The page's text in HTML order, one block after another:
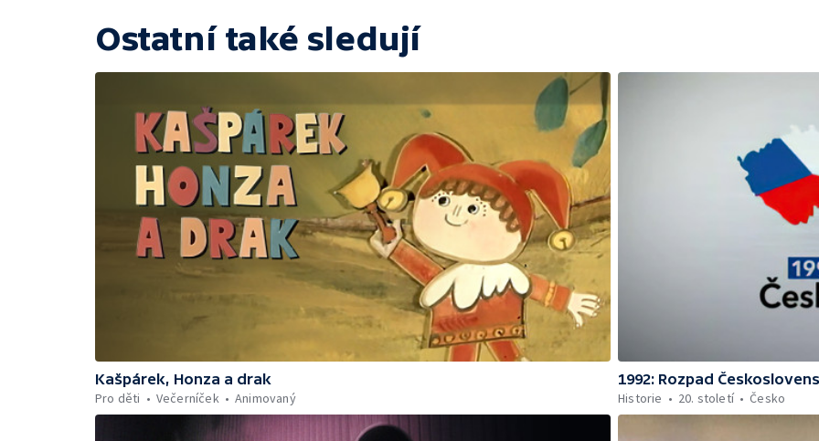
Ostatní také sledují
Kašpárek, Honza a drak
Pro děti
Večerníček Animovaný
1992: Rozpad
Historie
20. století Česko